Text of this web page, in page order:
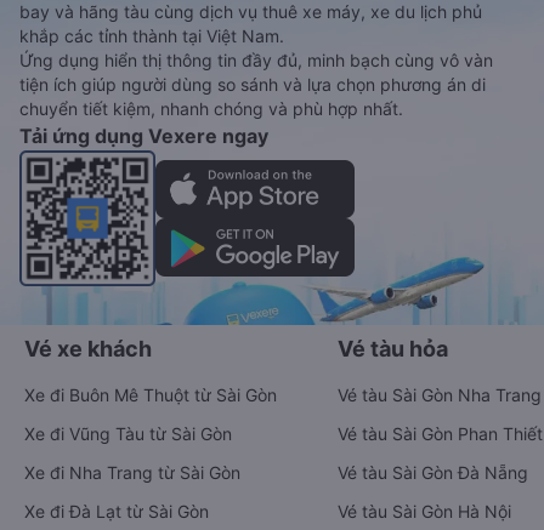
bay và hãng tàu cùng dịch vụ thuê xe máy, xe du lịch phủ
khắp các tỉnh thành tại Việt Nam.
Ứng dụng hiển thị thông tin đầy đủ, minh bạch cùng vô vàn
tiện ích giúp người dùng so sánh và lựa chọn phương án di
chuyển tiết kiệm, nhanh chóng và phù hợp nhất.
Tải ứng dụng Vexere ngay
Vé xe khách
Xe đi Buôn Mê Thuột từ Sài Gòn
Xe đi Vũng Tàu từ Sài Gòn
Xe đi Nha Trang từ Sài Gòn
Xe đi Đà Lạt từ Sài Gòn
Vé tàu hỏa
Vé tàu Sài Gòn Nha Trang
Vé tàu Sài Gòn Phan Thiết
Vé tàu Sài Gòn Đà Nẵng
Vé tàu Sài Gòn Hà Nội